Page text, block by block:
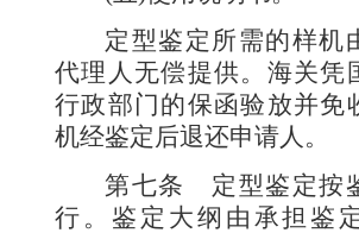
定型鉴定所需的样机
代理人无偿提供。海关凭
行政部门的保函验放并免
机经鉴定后退还申请人。
第七条 定型鉴定按
行。鉴定大纲由承担鉴